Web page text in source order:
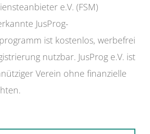
e.V. (FSM)
JusProg-
ist kostenlos, werbefrei
nutzbar. JusProg e.V. ist
Verein ohne finanzielle